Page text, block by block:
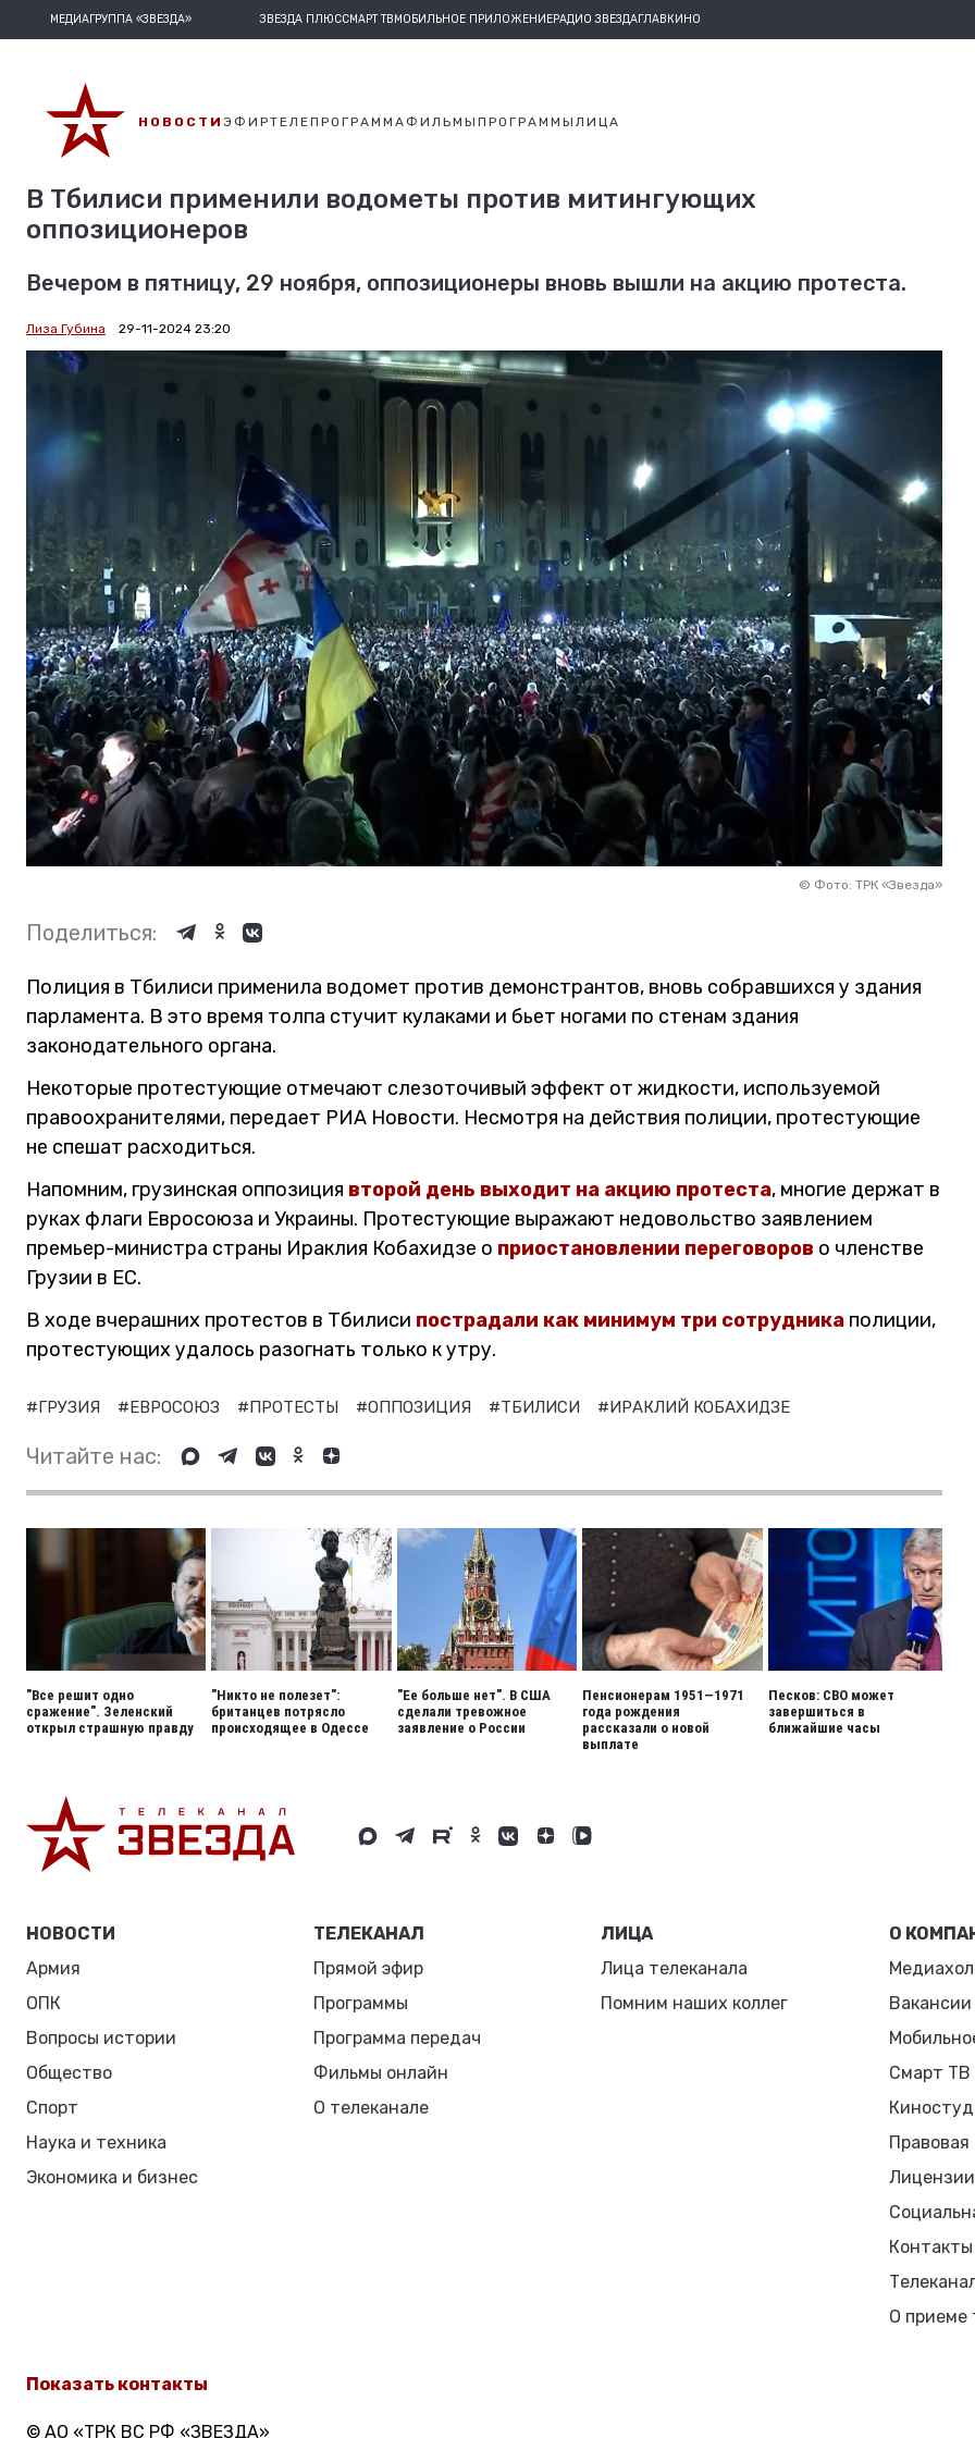
МЕДИАГРУППА «ЗВЕЗДА» ЗВЕЗДА ПЛЮССМАРТ ТВМОБИЛЬНОЕ ПРИЛОЖЕНИЕРАДИО ЗВЕЗДАГЛАВКИНО
НОВОСТИ ЭФИРТЕЛЕПРОГРАММАФИЛЬМЫ ПРОГРАММЫ ЛИЦА
В Тбилиси применили водометы против митингующих
оппозиционеров
Вечером в пятницу, 29 ноября, оппозиционеры вновь вышли на акцию протеста.
Лиза Губина 29-11-2024 23:20
© Фото: ТРК «Звезда»
Поделиться:
Полиция в Тбилиси применила водомет против демонстрантов, вновь собравшихся у здания
парламента. В это время толпа стучит кулаками и бьет ногами по стенам здания
законодательного органа.
Некоторые протестующие отмечают слезоточивый эффект от жидкости, используемой
правоохранителями, передает РИА Новости. Несмотря на действия полиции, протестующие
не спешат расходиться.
Напомним, грузинская оппозиция второй день выходит на акцию протеста, многие держат в
руках флаги Евросоюза и Украины. Протестующие выражают недовольство заявлением
премьер-министра страны Ираклия Кобахидзе о приостановлении переговоров о членстве
Грузии в ЕС.
В ходе вчерашних протестов в Тбилиси пострадали как минимум три сотрудника полиции,
протестующих удалось разогнать только к утру.
#ГРУЗИЯ #ЕВРОСОЮЗ #ПРОТЕСТЫ #ОППОЗИЦИЯ #ТБИЛИСИ #ИРАКЛИЙ КОБАХИДЗЕ
Читайте нас:
"Все решит одно
сражение". Зеленский
открыл страшную правду
"Никто не полезет":
британцев потрясло
происходящее в Одессе
"Ее больше нет". В США
сделали тревожное
заявление о России
Пенсионерам 1951—1971
года рождения
рассказали о новой
выплате
Песков: СВО может
завершиться в
ближайшие часы
НОВОСТИ
Армия
ОПК
Вопросы истории
Общество
Спорт
Наука и техника
Экономика и бизнес
ТЕЛЕКАНАЛ
Прямой эфир
Программы
Программа передач
Фильмы онлайн
О телеканале
ЛИЦА
Лица телеканала
Помним наших коллег
О
Вакансии
Смарт ТВ
Лицензии
Контакты
О приеме
Показать контакты
© АО «ТРК ВС РФ «ЗВЕЗДА»